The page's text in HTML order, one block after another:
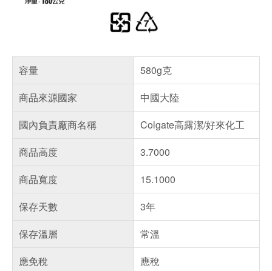
容量
580g克
商品來源國家
中國大陸
國內負責廠商名稱
Colgate高露潔/好來化工
商品高度
3.7000
商品寬度
15.1000
保存天數
3年
保存溫層
常溫
應免稅
應稅